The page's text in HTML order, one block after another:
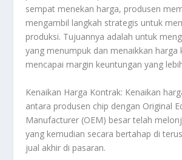
sempat menekan harga, produsen
mengambil langkah strategis untuk
produksi. Tujuannya adalah untuk
yang menumpuk dan menaikkan harga
mencapai margin keuntungan yang
Kenaikan Harga Kontrak: Kenaikan
antara produsen chip dengan Original
Manufacturer (OEM) besar telah
yang kemudian secara bertahap di
jual akhir di pasaran.